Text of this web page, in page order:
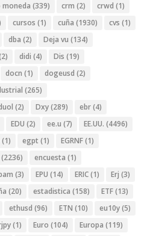
(339) crm (2) crwd (1)
cursos (1) cuña (1930) cvs (1)
dba (2) Deja vu (134)
didi (4) Dis (19)
docn (1) dogeusd (2)
(265)
(2) Dxy(289) ebr(4)
EDU (2) ee.u (7) EE.UU. (4496)
(1) egpt (1) EGRNF(1)
(2236) encuesta (1)
(3) EPU (14) ERIC(1) Erj (3)
(20) estadistica (158) ETF(13)
ethusd (96) ETN (10) eu10y(5)
(1) Euro (104) Europa (119)